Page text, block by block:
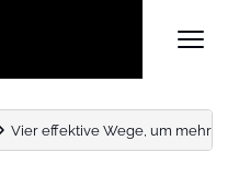
Vier effektive Wege, um mehr